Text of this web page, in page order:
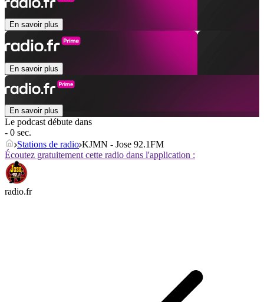
En savoir plus
En savoir plus
En savoir plus
Le podcast débute dans
- 0 sec.
Stations de radio KJMN - Jose 92.1FM
Écoutez gratuitement cette radio dans l'application :
radio.fr